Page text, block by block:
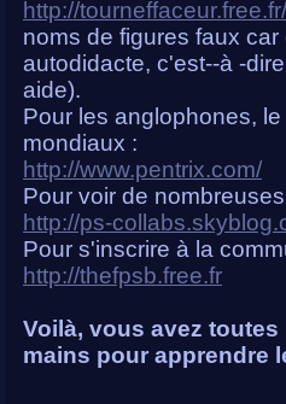
http://tourneffaceur.free.fr/
noms de figures faux
autodidacte, c'est--à -
aide).
Pour les anglophones,
mondiaux :
http://www.pentrix.com/
Pour voir de
http://ps-
Pour s'inscrire à la
http://thefpsb.free.fr
Voilà, vous avez
mains pour apprendre